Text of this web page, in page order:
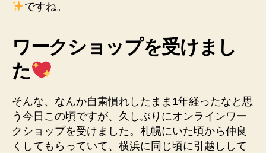
ですね。
ワークショップを受けまし
た
そんな、なんか自粛慣れしたまま1年経ったなと思
う今日この頃ですが、久しぶりにオンラインワー
クショップを受けました。札幌にいた頃から仲良
くしてもらっていて、横浜に同じ頃に引越しして